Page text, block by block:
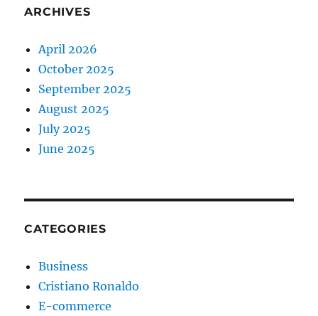
ARCHIVES
April 2026
October 2025
September 2025
August 2025
July 2025
June 2025
CATEGORIES
Business
Cristiano Ronaldo
E-commerce